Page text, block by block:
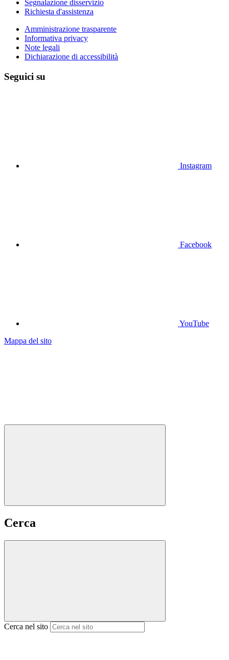
Segnalazione disservizio
Richiesta d'assistenza
Amministrazione trasparente
Informativa privacy
Note legali
Dichiarazione di accessibilità
Seguici su
Instagram
Facebook
YouTube
Mappa del sito
Cerca
Cerca nel sito